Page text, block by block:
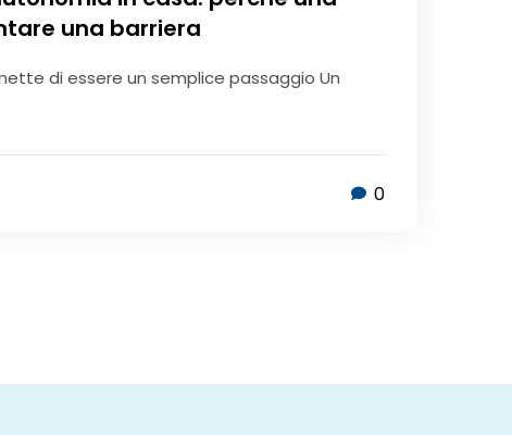
una barriera
di essere un semplice passaggio Un
0